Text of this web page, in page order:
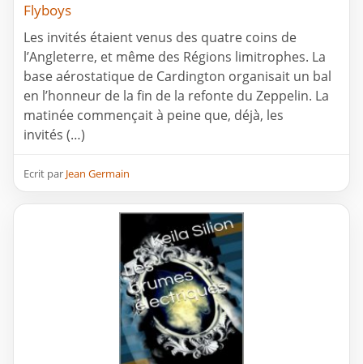
Flyboys
Les invités étaient venus des quatre coins de
l’Angleterre, et même des Régions limitrophes. La
base aérostatique de Cardington organisait un bal
en l’honneur de la fin de la refonte du Zeppelin. La
matinée commençait à peine que, déjà, les
invités (…)
Ecrit par Jean Germain